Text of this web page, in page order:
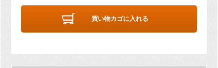
買い物カゴに入れる